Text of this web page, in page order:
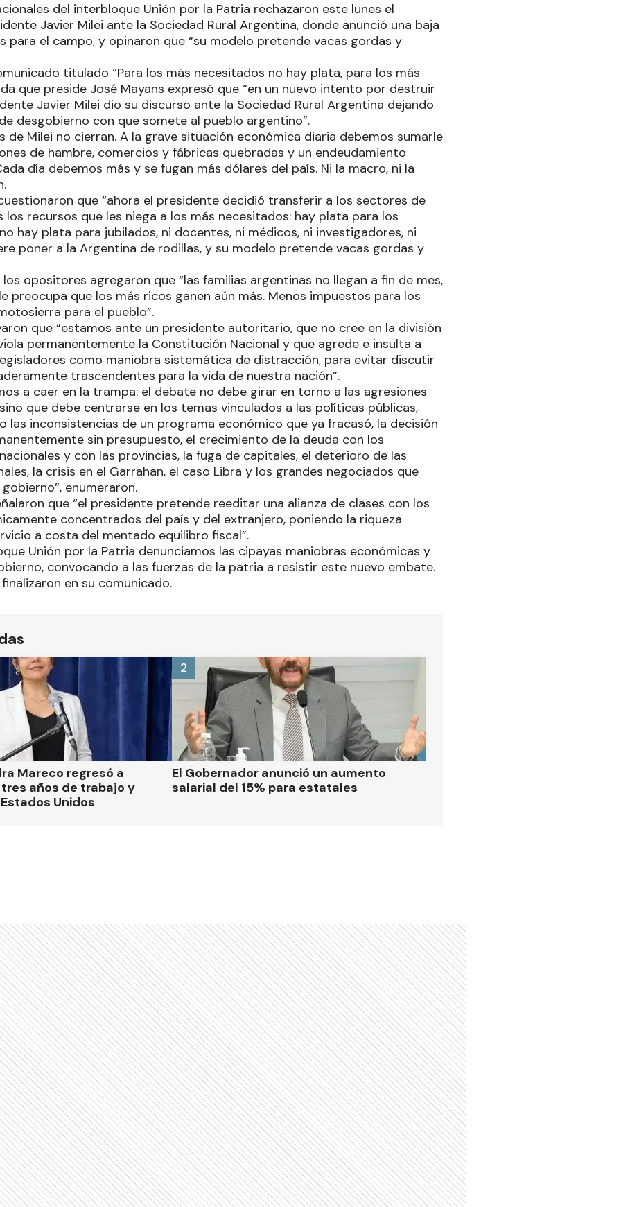
del interbloque Unión por la Patria rechazaron este lunes el
Javier Milei ante la Sociedad Rural Argentina, donde anunció una baja
para el campo, y opinaron que “su modelo pretende vacas gordas y
titulado “Para los más necesitados no hay plata, para los más
que preside José Mayans expresó que “en un nuevo intento por destruir
Javier Milei dio su discurso ante la Sociedad Rural Argentina dejando
desgobierno con que somete al pueblo argentino”.
de Milei no cierran. A la grave situación económica diaria debemos sumarle
de hambre, comercios y fábricas quebradas y un endeudamiento
día debemos más y se fugan más dólares del país. Ni la macro, ni la
que “ahora el presidente decidió transferir a los sectores de
los recursos que les niega a los más necesitados: hay plata para los
hay plata para jubilados, ni docentes, ni médicos, ni investigadores, ni
poner a la Argentina de rodillas, y su modelo pretende vacas gordas y
opositores agregaron que “las familias argentinas no llegan a fin de mes,
preocupa que los más ricos ganen aún más. Menos impuestos para los
para el pueblo”.
que “estamos ante un presidente autoritario, que no cree en la división
permanentemente la Constitución Nacional y que agrede e insulta a
como maniobra sistemática de distracción, para evitar discutir
trascendentes para la vida de nuestra nación”.
a caer en la trampa: el debate no debe girar en torno a las agresiones
que debe centrarse en los temas vinculados a las políticas públicas,
las inconsistencias de un programa económico que ya fracasó, la decisión
sin presupuesto, el crecimiento de la deuda con los
y con las provincias, la fuga de capitales, el deterioro de las
la crisis en el Garrahan, el caso Libra y los grandes negociados que
enumeraron.
que “el presidente pretende reeditar una alianza de clases con los
concentrados del país y del extranjero, poniendo la riqueza
a costa del mentado equilibro fiscal”.
Unión por la Patria denunciamos las cipayas maniobras económicas y
convocando a las fuerzas de la patria a resistir este nuevo embate.
finalizaron en su comunicado.
Mareco regresó a
años de trabajo y
Unidos
El Gobernador anunció un aumento
salarial del 15% para estatales
2